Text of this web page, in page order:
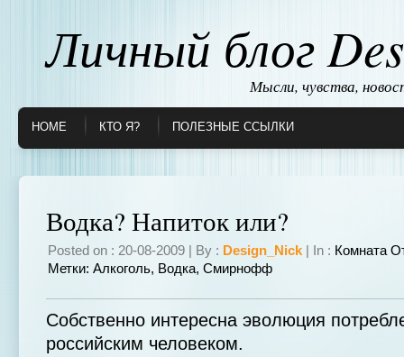
Личный блог
Мысли, чувства,
HOME КТО Я? ПОЛЕЗНЫЕ ССЫЛКИ
Водка? Напиток или?
Posted on : 20-08-2009 | By : Design_Nick | In : Комната
Метки: Алкоголь, Водка, Смирнофф
Собственно интересна эволюция
российским человеком.